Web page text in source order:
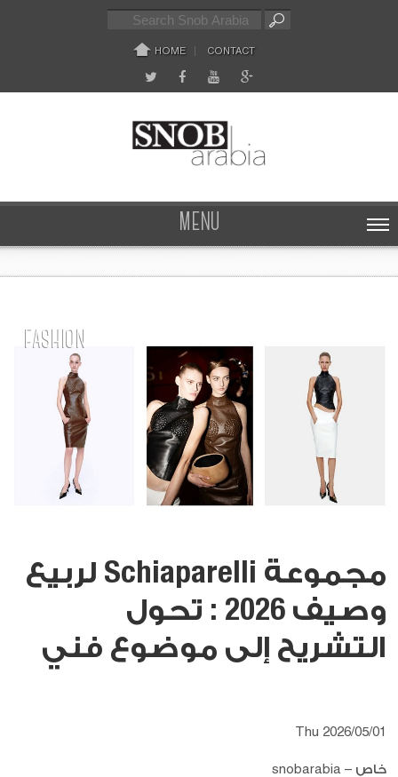
HOME CONTACT
MENU
FASHION
مجموعة Schiaparelli لربيع
وصيف 2026 : تحول
التشريح إلى موضوع فني
Thu 2026/05/01
خاص – snobarabia